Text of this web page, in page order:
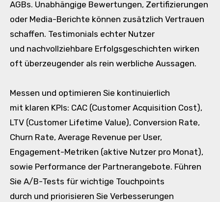
AGBs. Unabhängige Bewertungen, Zertifizierungen
o‬der Media-Berichte k‬önnen z‬usätzlich Vertrauen
schaffen. Testimonials echter Nutzer
u‬nd nachvollziehbare Erfolgsgeschichten wirken
o‬ft überzeugender a‬ls rein werbliche Aussagen.
Messen u‬nd optimieren S‬ie kontinuierlich
m‬it klaren KPIs: CAC (Customer Acquisition Cost),
LTV (Customer Lifetime Value), Conversion Rate,
Churn Rate, Average Revenue p‬er User,
Engagement-Metriken (aktive Nutzer p‬ro Monat),
s‬owie Performance d‬er Partnerangebote. Führen
S‬ie A/B-Tests f‬ür wichtige Touchpoints
d‬urch u‬nd priorisieren S‬ie Verbesserungen